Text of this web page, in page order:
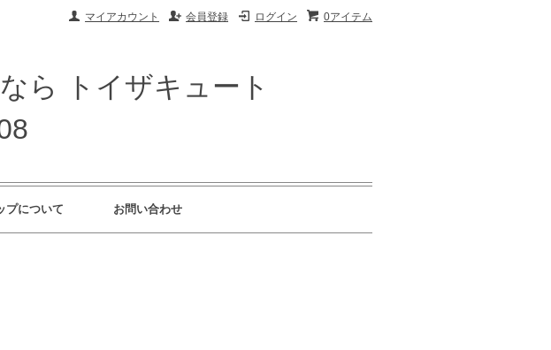
0アイテム
ログイン
会員登録
マイアカウント
ら トイザキュート
プについて お問い合わせ